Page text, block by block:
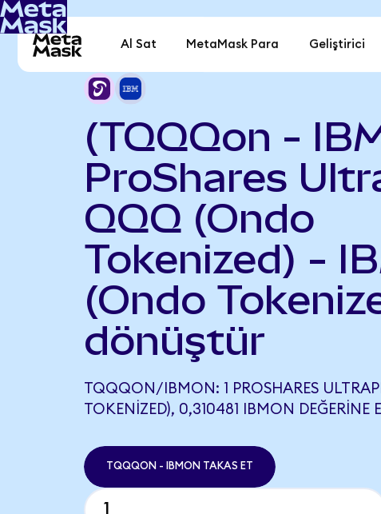
Al Sat MetaMask Para Geliştirici
(TQQQon -
ProShares
QQQ (Ondo
Tokenized) -
(Ondo
dönüştür
TQQQON/IBMON: 1 PROSHARES
TOKENIZED), 0,310481 IBMON DEĞERINE
TQQQON - IBMON TAKAS ET